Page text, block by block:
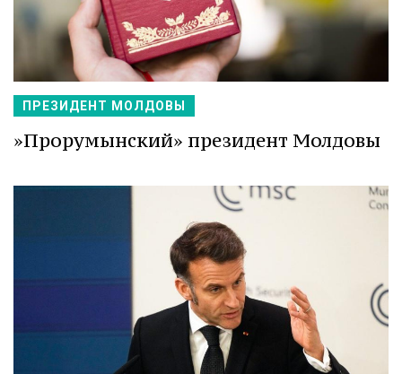
ПРЕЗИДЕНТ МОЛДОВЫ
»Прорумынский» президент Молдовы